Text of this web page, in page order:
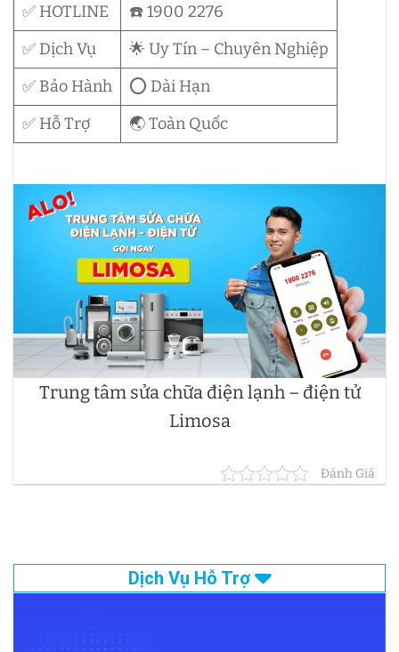
✅ HOTLINE
☎️ 1900 2276
✅ Dịch Vụ
🌟 Uy Tín – Chuyên Nghiệp
✅ Bảo Hành
⭕ Dài Hạn
✅ Hỗ Trợ
🌏 Toàn Quốc
Trung tâm sửa chữa điện lạnh – điện tử
Limosa
Đánh Giá
Dịch Vụ Hỗ Trợ